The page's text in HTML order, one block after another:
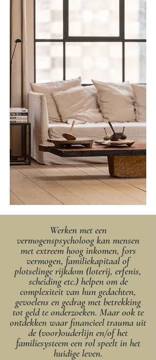
Werken met een
vermogenspsycholoog kan mensen
met extreem hoog inkomen, fors
vermogen, familiekapitaal of
plotselinge rijkdom (loterij, erfenis,
scheiding etc.) helpen om de
complexiteit van hun gedachten,
gevoelens en gedrag met betrekking
tot geld te onderzoeken. Maar ook te
ontdekken waar financieel trauma uit
de (voor)ouderlijn en/of het
familiesysteem een rol speelt in het
huidige leven.